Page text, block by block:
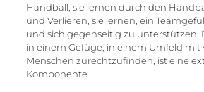
Handball, sie lernen durch den
und Verlieren, sie lernen, ein
und sich gegenseitig zu unterstützen.
in einem Gefüge, in einem Umfeld mit
Menschen zurechtzufinden, ist eine
Komponente.